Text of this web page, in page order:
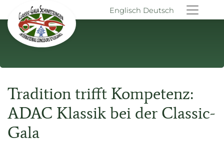
Englisch Deutsch
Tradition trifft Kompetenz:
ADAC Klassik bei der Classic-
Gala